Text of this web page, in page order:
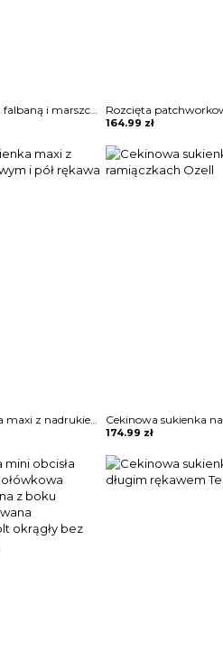
Dżinsowa sukienka z falbaną i marszczonymi rękawami Yuta
164.99 zł
Marszczona sukienka maxi z nadrukiem kwiatowym i pół rękawa Terrell
174.99 zł